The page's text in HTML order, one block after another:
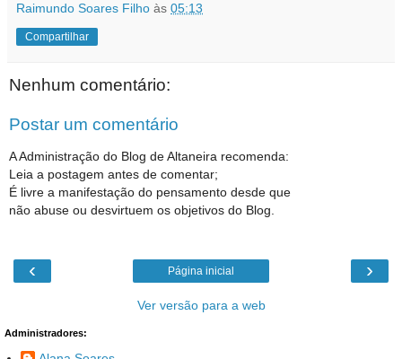
Raimundo Soares Filho às 05:13
Compartilhar
Nenhum comentário:
Postar um comentário
A Administração do Blog de Altaneira recomenda:
Leia a postagem antes de comentar;
É livre a manifestação do pensamento desde que
não abuse ou desvirtuem os objetivos do Blog.
‹ ›
Página inicial
Ver versão para a web
Administradores: